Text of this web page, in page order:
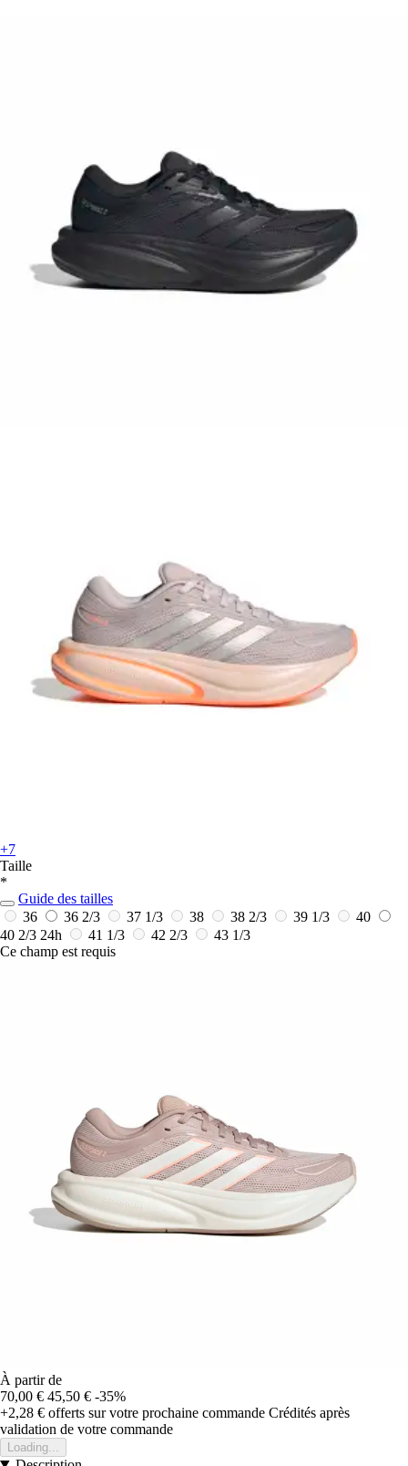
+7
Taille
*
Guide des tailles
36
36 2/3 37 1/3 38 38 2/3 39 1/3
40
40 2/3 24h 41 1/3 42 2/3
43 1/3
Ce champ est requis
À partir de
70,00 € 45,50 € -35%
+2,28 € offerts sur votre prochaine commande Crédités après
validation de votre commande
Loading...